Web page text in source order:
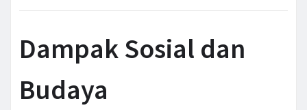
Dampak Sosial dan
Budaya